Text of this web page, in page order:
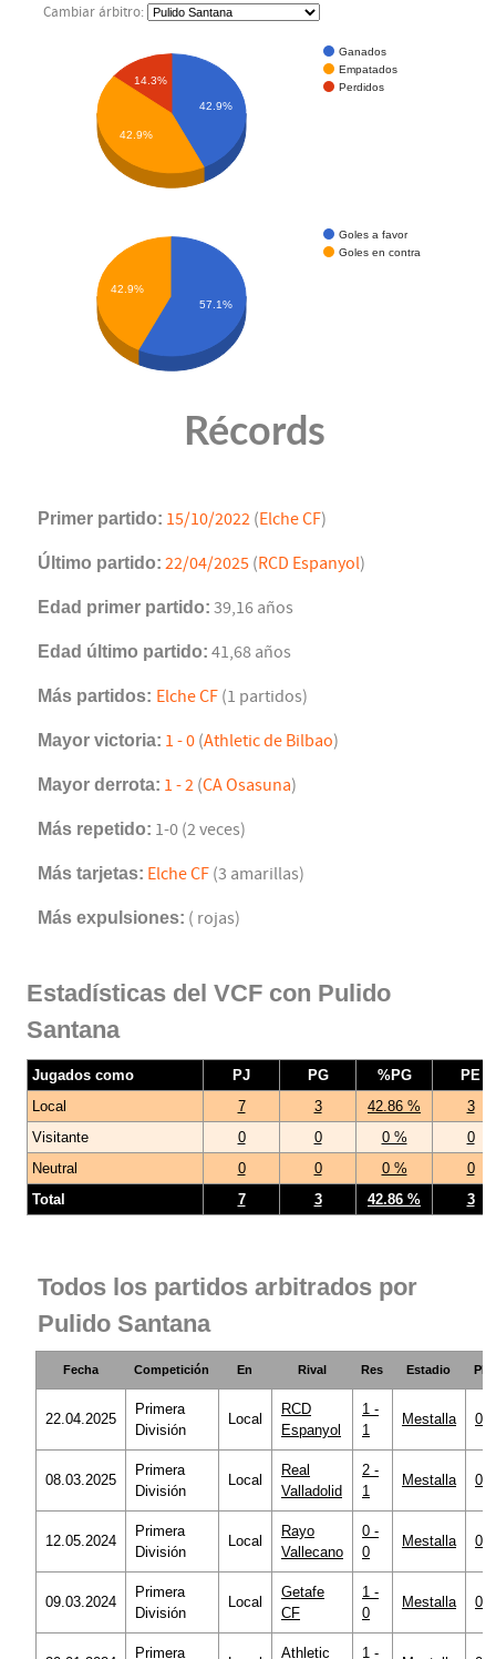
Cambiar árbitro:
Ganados
Empatados
Perdidos
42.9%
14.3%
42.9%
Goles a favor
Goles en contra
42.9%
57.1%
Récords
Primer partido: 15/10/2022 (Elche CF)
Último partido: 22/04/2025 (RCD Espanyol)
Edad primer partido: 39,16 años
Edad último partido: 41,68 años
Más partidos: Elche CF (1 partidos)
Mayor victoria: 1 - 0 (Athletic de Bilbao)
Mayor derrota: 1 - 2 (CA Osasuna)
Más repetido: 1-0 (2 veces)
Más tarjetas: Elche CF (3 amarillas)
Más expulsiones: ( rojas)
Estadísticas del VCF con Pulido
Santana
Jugados como PJ PG %PG
PE
Local
7 3 42.86 %
3
Visitante
0 0 0 %
0
Neutral
0 0 0 %
0
Total
7 3 42.86 % 3
Todos los partidos arbitrados por
Pulido Santana
Fecha Competición En Rival Res Estadio PF
22.04.2025
Primera
División
Local
RCD
Espanyol
1 -
1
Mestalla 0
08.03.2025
Primera
División
Local
Real
Valladolid
2 -
1
Mestalla 0
12.05.2024
Primera
División
Local
Rayo
Vallecano
0 -
0
Mestalla 0
09.03.2024
Primera
División
Local
Getafe
CF
1 -
0
Mestalla 0
Primera Athletic 1 -